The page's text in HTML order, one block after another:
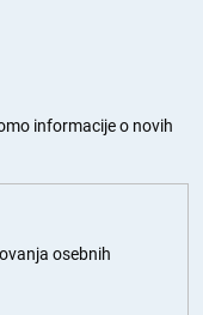
informacije o novih
osebnih